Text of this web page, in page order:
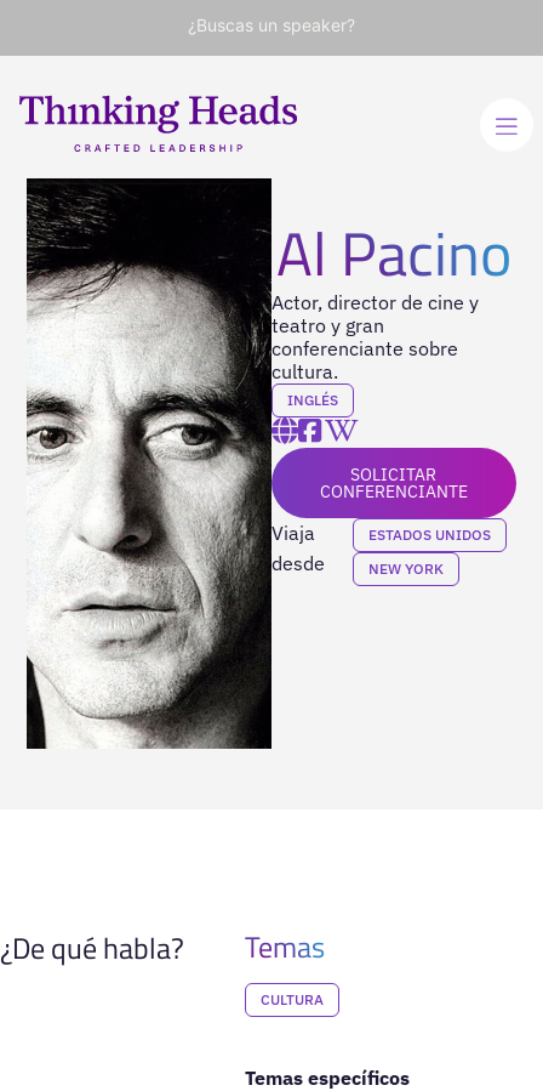
¿Buscas un speaker?
Al Pacino
Actor, director de cine y
teatro y gran
conferenciante sobre
cultura.
INGLÉS
SOLICITAR
CONFERENCIANTE
Viaja
desde
ESTADOS UNIDOS
NEW YORK
¿De qué habla? Temas
CULTURA
Temas específicos